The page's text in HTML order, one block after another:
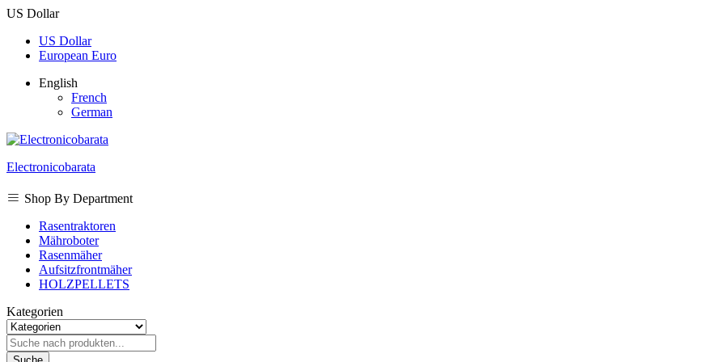
US Dollar
US Dollar
European Euro
English
French
German
Electronicobarata
Shop By Department
Rasentraktoren
Mähroboter
Rasenmäher
Aufsitzfrontmäher
HOLZPELLETS
Kategorien